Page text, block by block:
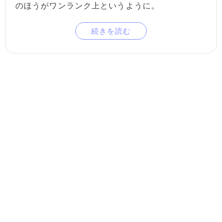
のほうがワンランク上というように。
続きを読む